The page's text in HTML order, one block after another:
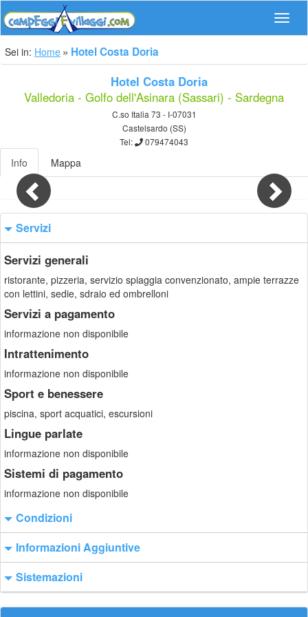
Sei in: Home Hotel Costa Doria
Hotel Costa Doria
Valledoria - Golfo dell'Asinara (Sassari) - Sardegna
C.so Italia 73 - I-07031
Castelsardo (SS)
Tel:
079474043
Info Mappa
Previous
Servizi
Servizi generali
ristorante, pizzeria, servizio spiaggia convenzionato, ampie terrazze
con lettini, sedie, sdraio ed ombrelloni
Servizi a pagamento
informazione non disponibile
Intrattenimento
informazione non disponibile
Sport e benessere
piscina, sport acquatici, escursioni
Lingue parlate
informazione non disponibile
Sistemi di pagamento
informazione non disponibile
Condizioni
Informazioni Aggiuntive
Sistemazioni